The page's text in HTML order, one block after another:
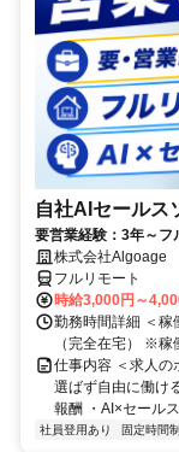
自社AIセールス
要営業経験：3年～フ
株式会社Algoage
フルリモート
時給3,000円～
勤務時間詳細 ＜
（完全在宅） ※
仕事内容 ＜求人の
選ばず自由に働け
報酬 ・AI×セール
社員登用あり 固定時間制